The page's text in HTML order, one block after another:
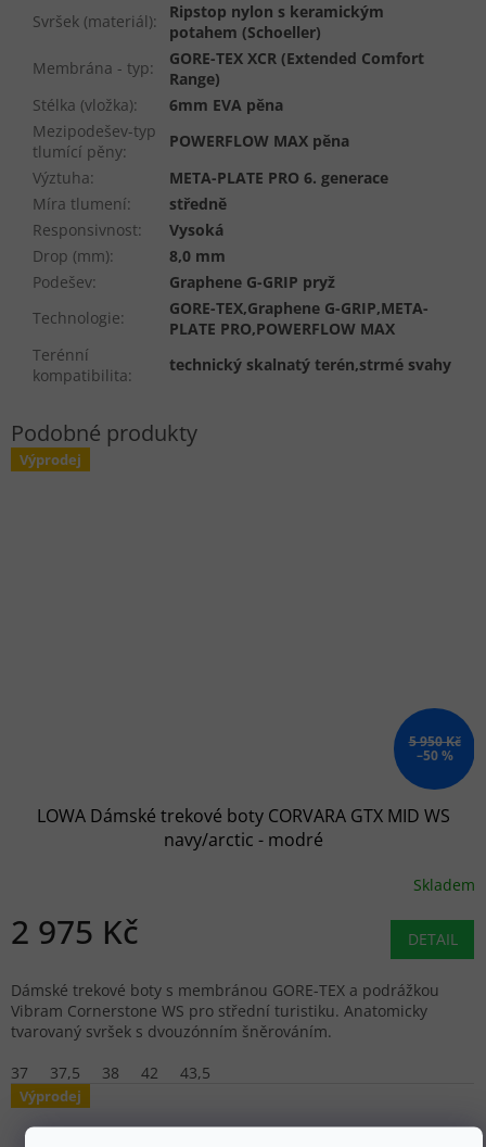
Svršek (materiál):
Ripstop nylon s keramickým
potahem (Schoeller)
Membrána - typ:
GORE-TEX XCR (Extended Comfort
Range)
Stélka (vložka):
6mm EVA pěna
Mezipodešev-typ
tlumící pěny:
POWERFLOW MAX pěna
Výztuha:
META-PLATE PRO 6. generace
Míra tlumení:
středně
Responsivnost:
Vysoká
Drop (mm):
8,0 mm
Podešev:
Graphene G-GRIP pryž
Technologie:
GORE-TEX,Graphene G-GRIP,META-
PLATE PRO,POWERFLOW MAX
Terénní
kompatibilita:
technický skalnatý terén,strmé svahy
Výprodej
5 950 Kč
–50 %
LOWA Dámské trekové boty CORVARA GTX MID WS
navy/arctic - modré
Skladem
2 975 Kč DETAIL
Dámské trekové boty s membránou GORE-TEX a podrážkou
Vibram Cornerstone WS pro střední turistiku. Anatomicky
tvarovaný svršek s dvouzónním šněrováním.
37
37,5 38 42 43,5
Výprodej